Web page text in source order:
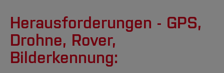
Herausforderungen - GPS,
Drohne, Rover,
Bilderkennung: